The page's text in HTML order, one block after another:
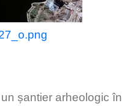
șantier arheologic în